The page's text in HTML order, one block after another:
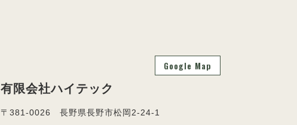
Google Map
有限会社ハイテック
〒381-0026 長野県長野市松岡2-24-1